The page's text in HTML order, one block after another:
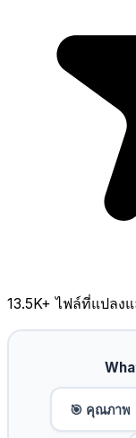
13.5K+ ไฟล์ที่แปลง
🎯 คุณภาพ